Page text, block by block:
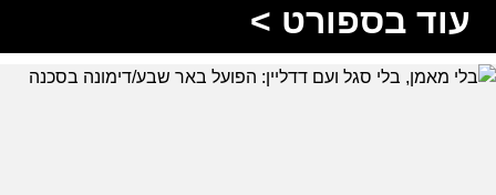
עוד בספורט >